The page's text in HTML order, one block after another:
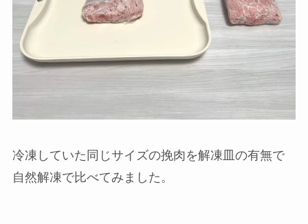
アルミニウム合
の効果で解凍のスピードがあが
り、広い面で均一な解凍効果が期
待できる
ようです。
冷凍したひき肉で解凍皿と自然解凍を比べ